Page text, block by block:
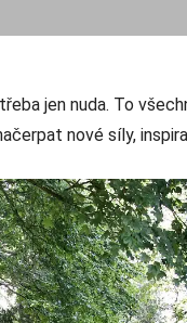
jen nuda. To
nové síly,